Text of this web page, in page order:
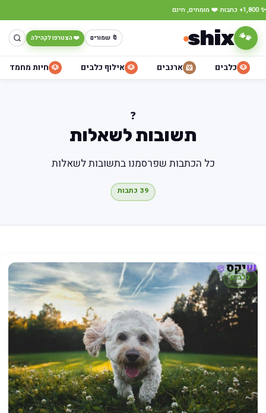
✨ 1,800+ כתבות ·❤️ מומחים, חינם
🐾
shix 🔖 שמורים ❤️ הצטרפו לקהילה
🐶 כלבים 🐹 ארנבים 🐶 אילוף כלבים 🐶 חיות מחמד
❓
תשובות לשאלות
כל הכתבות שפרסמנו בתשובות לשאלות
39 כתבות
כלבים